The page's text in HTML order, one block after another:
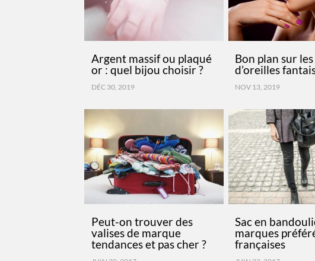
Argent massif ou plaqué
or : quel bijou choisir ?
DÉC 30, 2019
Bon plan sur
d’oreilles
NOV 13, 2019
Peut-on trouver des
valises de marque
tendances et pas cher ?
Sac en
marques
françaises